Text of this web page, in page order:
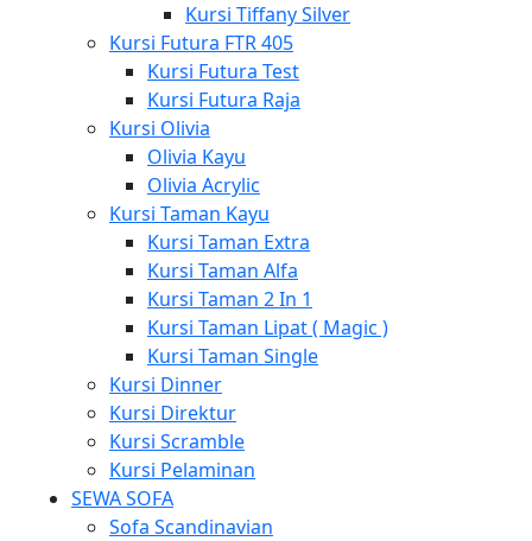
Kursi Tiffany Silver
Kursi Futura FTR 405
Kursi Futura Test
Kursi Futura Raja
Kursi Olivia
Olivia Kayu
Olivia Acrylic
Kursi Taman Kayu
Kursi Taman Extra
Kursi Taman Alfa
Kursi Taman 2 In 1
Kursi Taman Lipat ( Magic )
Kursi Taman Single
Kursi Dinner
Kursi Direktur
Kursi Scramble
Kursi Pelaminan
SEWA SOFA
Sofa Scandinavian